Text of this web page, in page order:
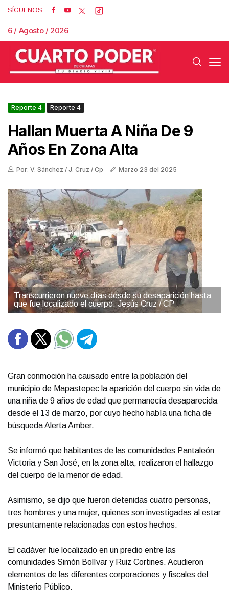
SÍGUENOS
6 / Agosto / 2026
Reporte 4 Reporte 4
Hallan Muerta A Niña De 9
Años En Zona Alta
Por: V. Sánchez / J. Cruz / Cp Marzo 23 del 2025
Transcurrieron nueve días desde su desaparición hasta
que fue localizado el cuerpo. Jesús Cruz / CP
Gran conmoción ha causado entre la población del
municipio de Mapastepec la aparición del cuerpo sin vida de
una niña de 9 años de edad que permanecía desaparecida
desde el 13 de marzo, por cuyo hecho había una ficha de
búsqueda Alerta Amber.
Se informó que habitantes de las comunidades Pantaleón
Victoria y San José, en la zona alta, realizaron el hallazgo
del cuerpo de la menor de edad.
Asimismo, se dijo que fueron detenidas cuatro personas,
tres hombres y una mujer, quienes son investigadas al estar
presuntamente relacionadas con estos hechos.
El cadáver fue localizado en un predio entre las
comunidades Simón Bolívar y Ruiz Cortines. Acudieron
elementos de las diferentes corporaciones y fiscales del
Ministerio Público.